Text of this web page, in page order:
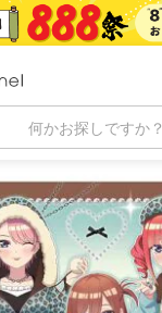
何かお探しですか？